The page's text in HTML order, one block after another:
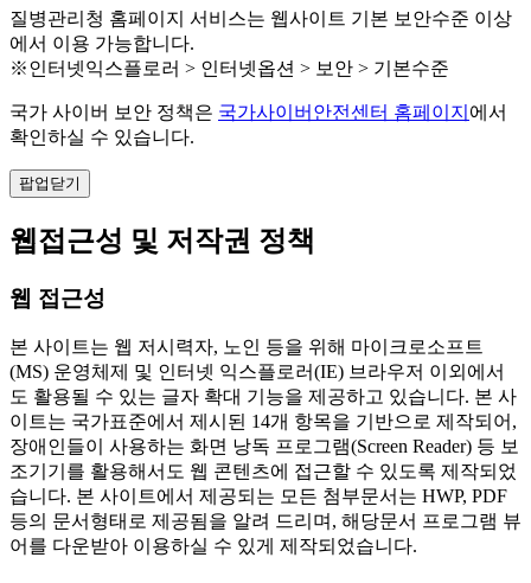
질병관리청 홈페이지 서비스는 웹사이트 기본 보안수준 이상
에서 이용 가능합니다.
※인터넷익스플로러 > 인터넷옵션 > 보안 > 기본수준
국가 사이버 보안 정책은 국가사이버안전센터 홈페이지 에서
확인하실 수 있습니다.
팝업닫기
웹접근성 및 저작권 정책
웹 접근성
본 사이트는 웹 저시력자, 노인 등을 위해 마이크로소프트
(MS) 운영체제 및 인터넷 익스플로러(IE) 브라우저 이외에서
도 활용될 수 있는 글자 확대 기능을 제공하고 있습니다. 본 사
이트는 국가표준에서 제시된 14개 항목을 기반으로 제작되어,
장애인들이 사용하는 화면 낭독 프로그램(Screen Reader) 등 보
조기기를 활용해서도 웹 콘텐츠에 접근할 수 있도록 제작되었
습니다. 본 사이트에서 제공되는 모든 첨부문서는 HWP, PDF
등의 문서형태로 제공됨을 알려 드리며, 해당문서 프로그램 뷰
어를 다운받아 이용하실 수 있게 제작되었습니다.